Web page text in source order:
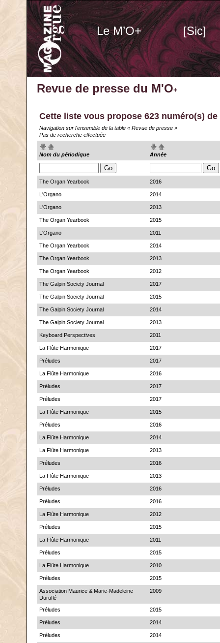
Le M’O+ [Sic]
Revue de presse du M'O+
Cette liste vous propose 623 numéro(s) de
Navigation sur l'ensemble de la table « Revue de presse »
Pas de recherche effectuée
Nom du périodique Année
The Organ Yearbook 2016
L'Organo 2014
L'Organo 2013
The Organ Yearbook 2015
L'Organo 2011
The Organ Yearbook 2014
The Organ Yearbook 2013
The Organ Yearbook 2012
The Galpin Society Journal 2017
The Galpin Society Journal 2015
The Galpin Society Journal 2014
The Galpin Society Journal 2013
Keyboard Perspectives 2011
La Flûte Harmonique 2017
Préludes 2017
La Flûte Harmonique 2016
Préludes 2017
Préludes 2017
La Flûte Harmonique 2015
Préludes 2016
La Flûte Harmonique 2014
La Flûte Harmonique 2013
Préludes 2016
La Flûte Harmonique 2013
Préludes 2016
Préludes 2016
La Flûte Harmonique 2012
Préludes 2015
La Flûte Harmonique 2011
Préludes 2015
La Flûte Harmonique 2010
Préludes 2015
Association Maurice & Marie-Madeleine
Duruflé
2009
Préludes 2015
Préludes 2014
Préludes 2014